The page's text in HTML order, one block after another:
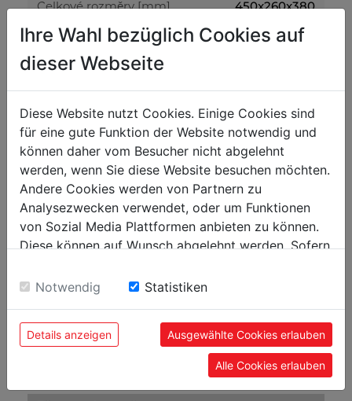
Celkové rozměry [mm] 450x260x380
Ostření
Rozměry obtahovacího
kotouče [mm]
ø200x30x12,5mm
Otáčky brusného kotouče [ot/min] 30-150
Hlasitost a vibrace
Hladina akustického výkonu [dB(A)] 91,5
Brutto [kg] 8.70
7.80
Ihre Wahl bezüglich Cookies auf
dieser Webseite
Diese Website nutzt Cookies. Einige Cookies sind
für eine gute Funktion der Website notwendig und
können daher vom Besucher nicht abgelehnt
werden, wenn Sie diese Website besuchen möchten.
Andere Cookies werden von Partnern zu
Analysezwecken verwendet, oder um Funktionen
von Sozial Media Plattformen anbieten zu können.
Diese können auf Wunsch abgelehnt werden. Sofern
Einwilligung zu unseren Cookies.
Notwendig Statistiken
Details anzeigen Ausgewählte Cookies erlauben
Alle Cookies erlauben